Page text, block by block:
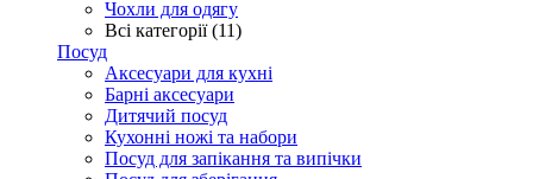
Чохли для одягу
Всі категорії (11)
Посуд
Аксесуари для кухні
Барні аксесуари
Дитячий посуд
Кухонні ножі та набори
Посуд для запікання та випічки